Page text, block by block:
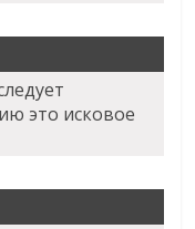
это исковое